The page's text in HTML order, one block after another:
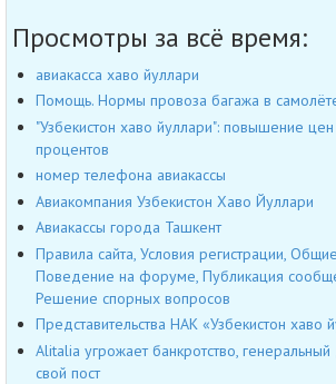
Просмотры за всё время:
авиакасса хаво йуллари
Помощь. Нормы провоза багажа в
"Узбекистон хаво йуллари": повышение
процентов
номер телефона авиакассы
Авиакомпания Узбекистон Хаво Йуллари
Авиакассы города Ташкент
Правила сайта, Условия регистрации,
Поведение на форуме, Публикация
Решение спорных вопросов
Представительства НАК «Узбекистон хаво
Alitalia угрожает банкротство,
свой пост